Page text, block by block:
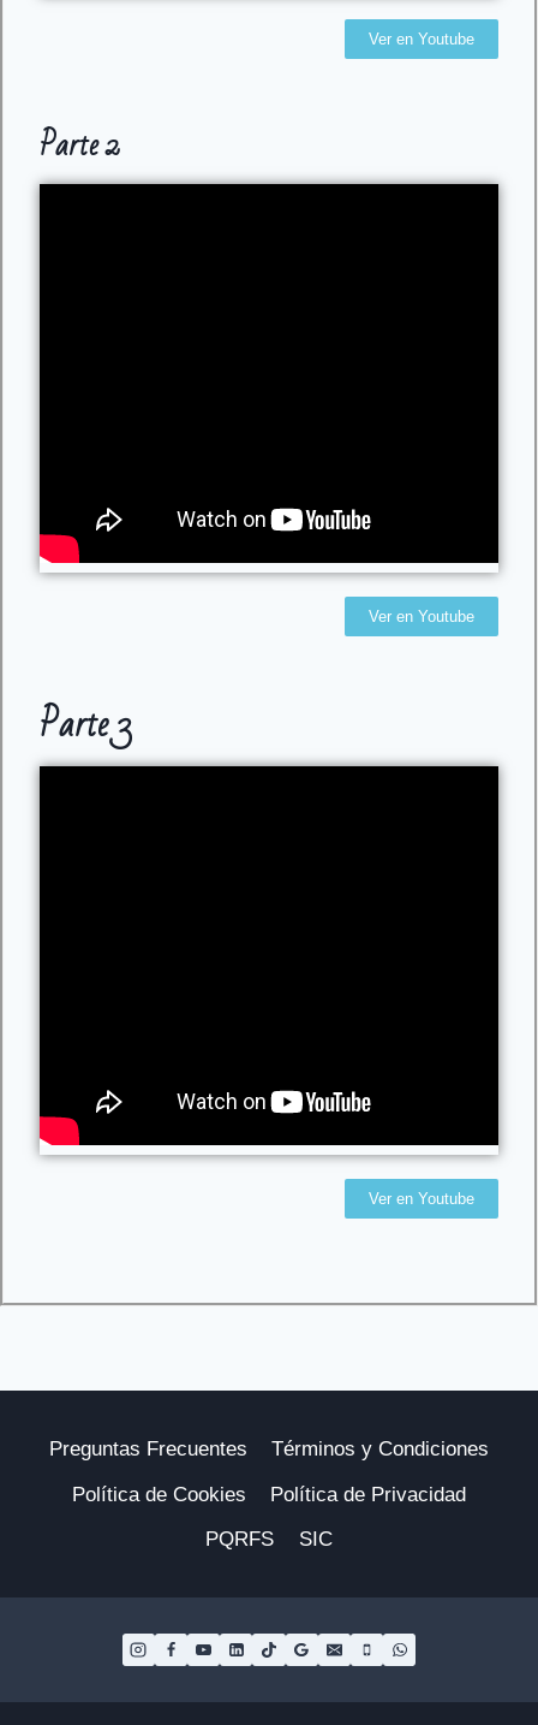
Ver en Youtube
Parte 2
Ver en Youtube
Parte 3
Ver en Youtube
Preguntas Frecuentes
Términos y Condiciones
Política de Cookies
Política de Privacidad
PQRFS
SIC